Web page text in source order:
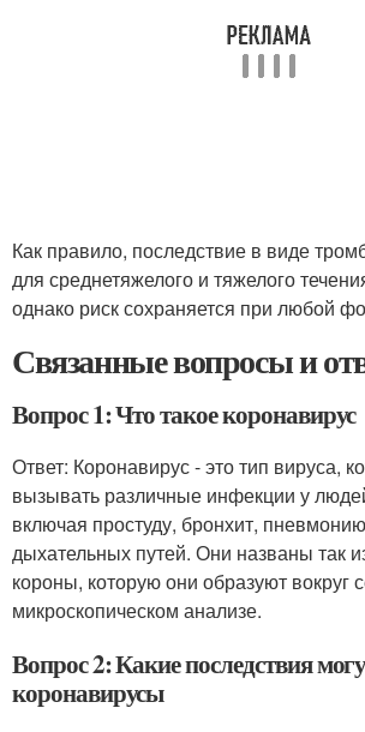
Как правило, последствие в виде
для среднетяжелого и тяжелого
однако риск сохраняется при любой
Связанные вопросы и
Вопрос 1: Что такое коронавирус
Ответ: Коронавирус - это тип вируса,
вызывать различные инфекции у
включая простуду, бронхит,
дыхательных путей. Они названы так
короны, которую они образуют вокруг
микроскопическом анализе.
Вопрос 2: Какие последствия
коронавирусы